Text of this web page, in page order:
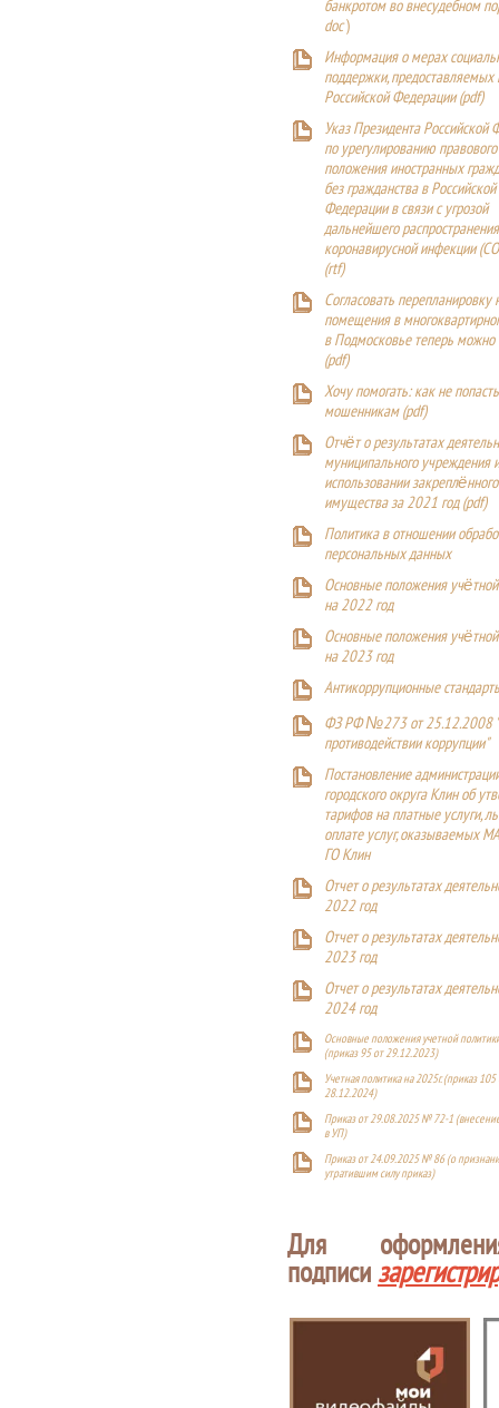
банкротом во внесудебном
doc)
Информация о мерах
поддержки,
Российской Федерации (pdf)
Указ Президента Российской
по урегулированию правового
положения иностранных
без гражданства в Российской
Федерации в связи с угрозой
дальнейшего
коронавирусной инфекции
(rtf)
Согласовать перепланировку
помещения в
в Подмосковье теперь можно
(pdf)
Хочу помогать: как не
мошенникам (pdf)
Отчёт о результатах
муниципального учреждения
использовании
имущества за 2021 год (pdf)
Политика в отношении
персональных данных
Основные положения
на 2022 год
Основные положения
на 2023 год
Антикоррупционные
ФЗ РФ №273 от 25.12.2008
противодействии коррупции"
Постановление
городского округа Клин об
тарифов на платные услуги,
оплате услуг, оказываемых
ГО Клин
Отчет о результатах
2022 год
Отчет о результатах
2023 год
Отчет о результатах
2024 год
Основные положения учетной
(приказ 95 от 29.12.2023)
Учетная политика на 2025г. (приказ 105
28.12.2024)
Приказ от 29.08.2025 № 72-1
в УП)
Приказ от 24.09.2025 № 86 (о
утратившим силу приказ)
Для
подписи